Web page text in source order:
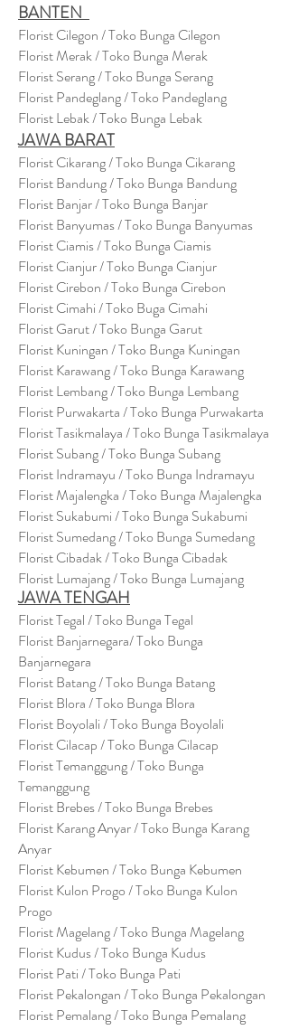
BANTEN
Florist Cilegon / Toko Bunga Cilegon
Florist Merak / Toko Bunga Merak
Florist Serang / Toko Bunga Serang
Florist Pandeglang / Toko Pandeglang
Florist Lebak / Toko Bunga Lebak
JAWA BARAT
Florist Cikarang/ Toko Bunga Cikarang
Florist Bandung / Toko Bunga Bandung
Florist Banjar / Toko Bunga Banjar
Florist Banyumas / Toko Bunga Banyumas
Florist Ciamis / Toko Bunga Ciamis
Florist Cianjur / Toko Bunga Cianjur
Florist Cirebon / Toko Bunga Cirebon
Florist Cimahi / Toko Buga Cimahi
Florist Garut / Toko Bunga Garut
Florist Kuningan / Toko Bunga Kuningan
Florist Karawang / Toko Bunga Karawang
Florist Lembang / Toko Bunga Lembang
Florist Purwakarta / Toko Bunga Purwakarta
Florist Tasikmalaya / Toko Bunga Tasikmalaya
Florist Subang / Toko Bunga Subang
Florist Indramayu / Toko Bunga Indramayu
Florist Majalengka / Toko Bunga Majalengka
Florist Sukabumi / Toko Bunga Sukabumi
Florist Sumedang / Toko Bunga Sumedang
Florist Cibadak / Toko Bunga Cibadak
Florist Lumajang / Toko Bunga Lumajang
JAWA TENGAH
Florist Tegal / Toko Bunga Tegal
Florist Banjarnegara/ Toko Bunga
Banjarnegara
Florist Batang / Toko Bunga Batang
Florist Blora / Toko Bunga Blora
Florist Boyolali / Toko Bunga Boyolali
Florist Cilacap / Toko Bunga Cilacap
Florist Temanggung / Toko Bunga
Temanggung
Florist Brebes / Toko Bunga Brebes
Florist Karang Anyar / Toko Bunga Karang
Anyar
Florist Kebumen / Toko Bunga Kebumen
Florist Kulon Progo / Toko Bunga Kulon
Progo
Florist Magelang / Toko Bunga Magelang
Florist Kudus / Toko Bunga Kudus
Florist Pati / Toko Bunga Pati
Florist Pekalongan / Toko Bunga Pekalongan
Florist Pemalang / Toko Bunga Pemalang